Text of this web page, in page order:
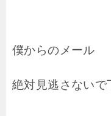
僕からのメール
絶対見逃さないで